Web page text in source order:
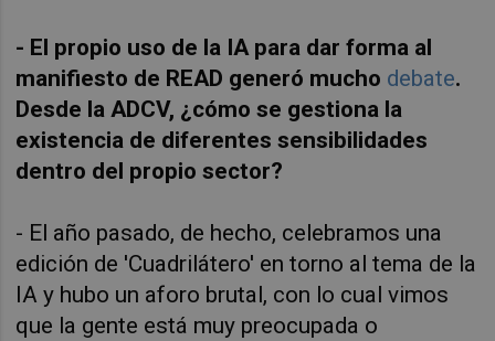
- El propio uso de la IA para dar forma al
manifiesto de READ generó mucho debate.
Desde la ADCV, ¿cómo se gestiona la
existencia de diferentes sensibilidades
dentro del propio sector?
- El año pasado, de hecho, celebramos una
edición de 'Cuadrilátero' en torno al tema de la
IA y hubo un aforo brutal, con lo cual vimos
que la gente está muy preocupada o